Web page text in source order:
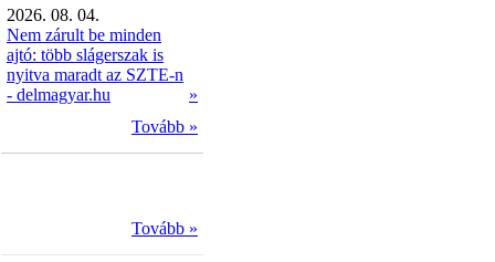
2026. 08. 04.
Nem zárult be minden
ajtó: több slágerszak is
nyitva maradt az SZTE-n
- delmagyar.hu
»
Tovább »
Tovább »